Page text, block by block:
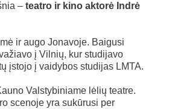
– teatro ir kino aktorė Indrė
ir augo Jonavoje. Baigusi
į Vilnių, kur studijavo
įstojo į vaidybos studijas LMTA.
Valstybiniame lėlių teatre.
scenoje yra sukūrusi per